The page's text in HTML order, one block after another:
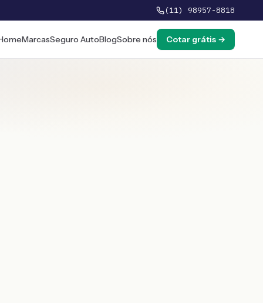
(11) 98957-8818
MarcasSeguro AutoBlogSobre nós Cotar grátis →